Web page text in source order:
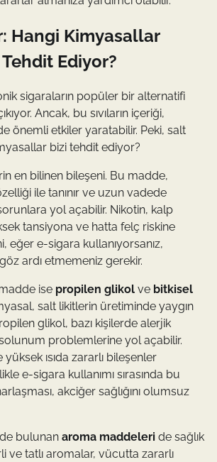
Hangi Kimyasallar
Tehdit Ediyor?
sigaraların popüler bir alternatifi
Ancak, bu sıvıların içeriği,
önemli etkiler yaratabilir. Peki, salt
bizi tehdit ediyor?
en bilinen bileşeni. Bu madde,
özelliği ile tanınır ve uzun vadede
yol açabilir. Nikotin, kalp
tansiyona ve hatta felç riskine
eğer e-sigara kullanıyorsanız,
ardı etmemeniz gerekir.
ise propilen glikol ve bitkisel
salt likitlerin üretiminde yaygın
glikol, bazı kişilerde alerjik
problemlerine yol açabilir.
ısıda zararlı bileşenler
e-sigara kullanımı sırasında bu
akciğer sağlığını olumsuz
bulunan aroma maddeleri de sağlık
ve tatlı aromalar, vücutta zararlı